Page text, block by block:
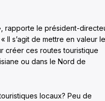
rapporte le président-
Il s’agit de mettre en valeur
créer ces routes touristique
ou dans le Nord de
locaux? Peu de